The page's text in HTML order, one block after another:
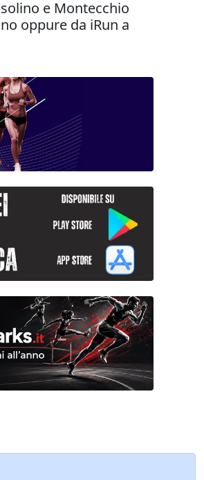
e Montecchio
oppure da iRun a